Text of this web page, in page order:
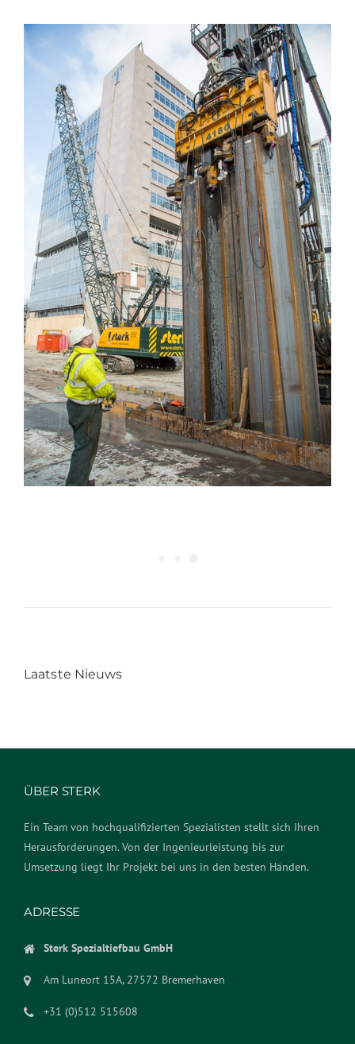
Laatste Nieuws
ÜBER STERK
Ein Team von hochqualifizierten Spezialisten stellt sich Ihren
Herausforderungen. Von der Ingenieurleistung bis zur
Umsetzung liegt Ihr Projekt bei uns in den besten Händen.
ADRESSE
Sterk Spezialtiefbau GmbH
Am Luneort 15A, 27572 Bremerhaven
+31 (0)512 515608